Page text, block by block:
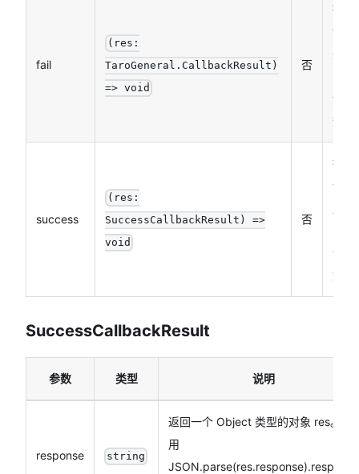
fail
(res:
TaroGeneral.CallbackResult)
=> void
否
接口
调用
失败
调函
数
success
(res:
SuccessCallbackResult) =>
void
否
接口
调用
调函
数
SuccessCallbackResult
参数 类型 说明
response string
返回一个 Object 类型的对象 res。使
用
JSON.parse(res.response).response